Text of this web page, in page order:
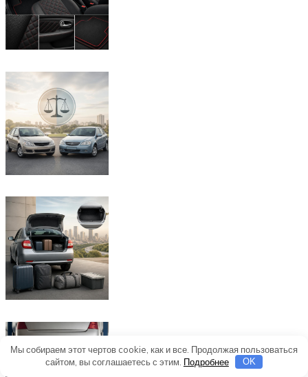
Мы собираем этот чертов cookie, как и все. Продолжая пользоваться
сайтом, вы соглашаетесь с этим. Подробнее OK